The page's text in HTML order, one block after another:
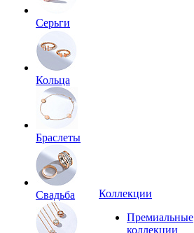
Серьги
Кольца
Браслеты
Свадьба
Коллекции
Премиальные
коллекции